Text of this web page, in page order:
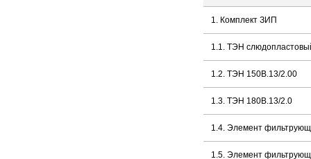
1. Комплект ЗИП
1.1. ТЭН
1.2. ТЭН 150В.13/2.00
1.3. ТЭН 180В.13/2.0
1.4. Элемент
1.5. Элемент